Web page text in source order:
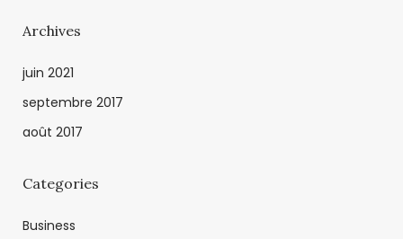
Archives
juin 2021
septembre 2017
août 2017
Categories
Business